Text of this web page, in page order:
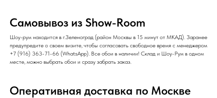
Самовывоз из Show-Room
Шоу-рум находится в г.Зеленоград (район Москвы в 15 минут от МКАД). Заранее
предупредите о своем визите, чтобы согласовать свободное время с менеджером
+7 (916) 363-71-66 (WhatsApp). Все обои в наличии! Склад и Шоу-Рум в одном
месте, можно выбрать обои и сразу забрать заказ.
Оперативная доставка по Москве